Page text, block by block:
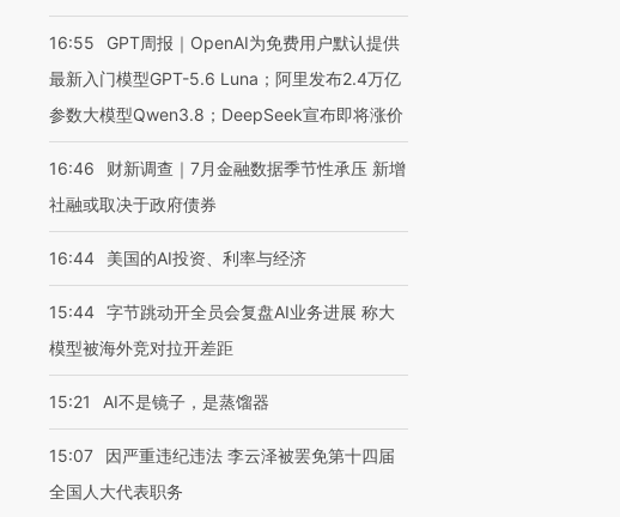
16:55
GPT周报｜OpenAI为免费用户默认提供
最新入门模型GPT-5.6 Luna；阿里发布2.4万亿
参数大模型Qwen3.8；DeepSeek宣布即将涨价
16:46
财新调查｜7月金融数据季节性承压 新增
社融或取决于政府债券
16:44 美国的AI投资、利率与经济
15:44 字节跳动开全员会复盘AI业务进展 称大
模型被海外竞对拉开差距
15:21 AI不是镜子，是蒸馏器
15:07
因严重违纪违法 李云泽被罢免第十四届
全国人大代表职务